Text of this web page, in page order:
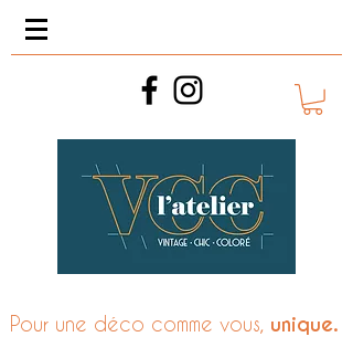
Pour une déco comme vous, unique.